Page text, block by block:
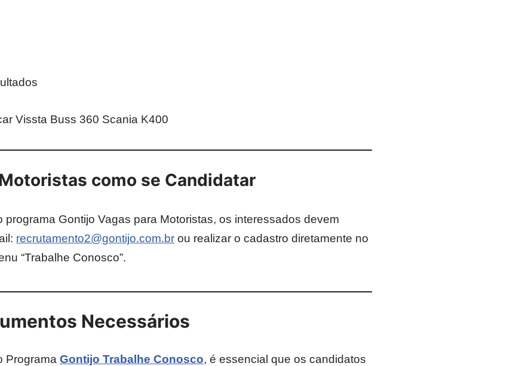
como se Candidatar
Gontijo Vagas para Motoristas, os interessados devem
recrutamento2@gontijo.com.br ou realizar o cadastro diretamente no
“Trabalhe Conosco”.
Necessários
ProgramaGontijo Trabalhe Conosco, é essencial que os candidatos